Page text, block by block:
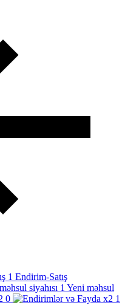
Endirim-Satış
Yeni məhsul